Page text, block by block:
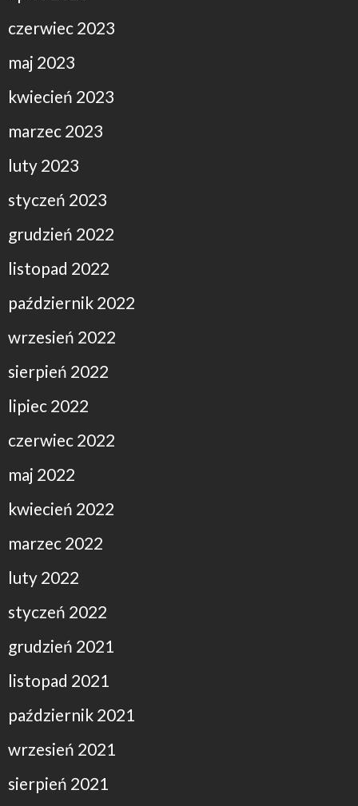
czerwiec 2023
maj 2023
kwiecień 2023
marzec 2023
luty 2023
styczeń 2023
grudzień 2022
listopad 2022
październik 2022
wrzesień 2022
sierpień 2022
lipiec 2022
czerwiec 2022
maj 2022
kwiecień 2022
marzec 2022
luty 2022
styczeń 2022
grudzień 2021
listopad 2021
październik 2021
wrzesień 2021
sierpień 2021